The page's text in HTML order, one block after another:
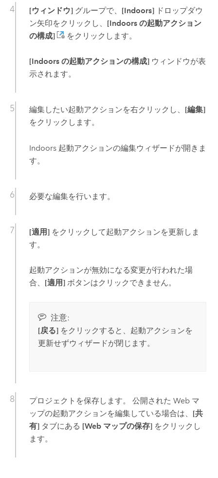
[ウィンドウ]グループで、 [Indoors]ドロップダウ
ン矢印をクリックし、 [Indoors の起動アクション
の構成]
をクリックします。
[Indoors の起動アクションの構成]ウィンドウが表
示されます。
編集したい起動アクションを右クリックし、 [編集]
をクリックします。
Indoors 起動アクションの編集ウィザードが開きま
す。
必要な編集を行います。
[適用]をクリックして起動アクションを更新しま
す。
起動アクションが無効になる変更が行われた場
合、 [適用]ボタンはクリックできません。
注意:
[戻る]をクリックすると、起動アクションを
更新せずウィザードが閉じます。
プロジェクトを保存します。 公開された Web マ
ップの起動アクションを編集している場合は、 [共
有]タブにある [Web マップの保存]をクリックし
ます。